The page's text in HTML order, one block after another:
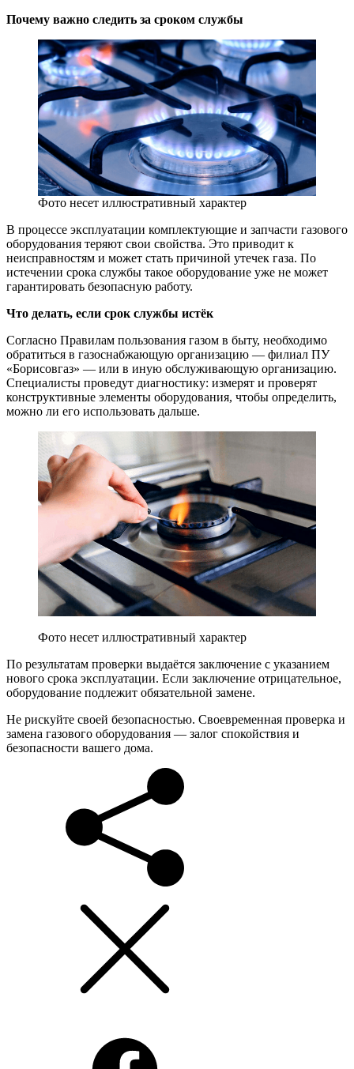
Почему важно следить за сроком службы
Фото несет иллюстративный характер
В процессе эксплуатации комплектующие и запчасти газового
оборудования теряют свои свойства. Это приводит к
неисправностям и может стать причиной утечек газа. По
истечении срока службы такое оборудование уже не может
гарантировать безопасную работу.
Что делать, если срок службы истёк
Согласно Правилам пользования газом в быту, необходимо
обратиться в газоснабжающую организацию — филиал ПУ
«Борисовгаз» — или в иную обслуживающую организацию.
Специалисты проведут диагностику: измерят и проверят
конструктивные элементы оборудования, чтобы определить,
можно ли его использовать дальше.
Фото несет иллюстративный характер
По результатам проверки выдаётся заключение с указанием
нового срока эксплуатации. Если заключение отрицательное,
оборудование подлежит обязательной замене.
Не рискуйте своей безопасностью. Своевременная проверка и
замена газового оборудования — залог спокойствия и
безопасности вашего дома.